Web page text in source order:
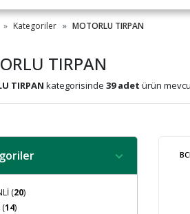
Kategoriler MOTORLU TIRPAN
TIRPAN
TIRPAN kategorisinde 39 adet ürün
(20)
(14)